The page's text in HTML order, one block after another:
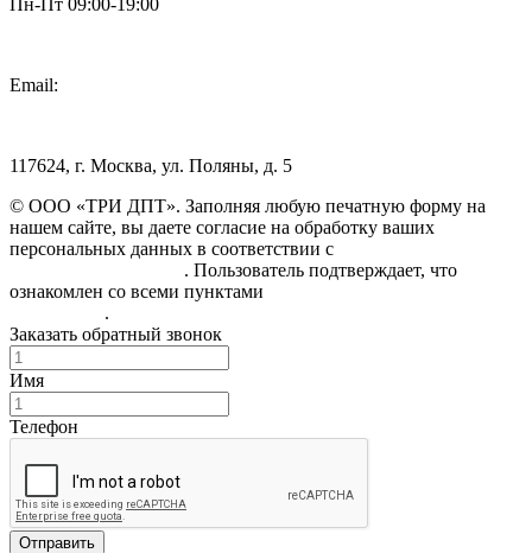
Email:
117624, г. Москва, ул. Поляны, д. 5
© ООО «ТРИ ДПТ». Заполняя любую печатную форму на
нашем сайте, вы даете согласие на обработку ваших
персональных данных в соответствии с
. Пользователь подтверждает, что
ознакомлен со всеми пунктами
.
Заказать обратный звонок
Имя
Телефон
Отправить